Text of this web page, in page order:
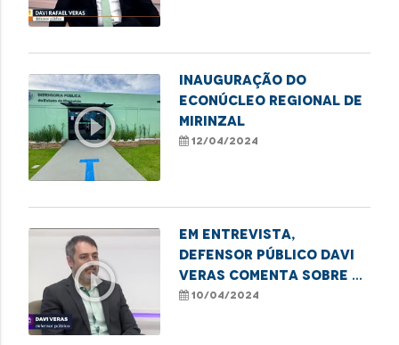
play_circle_outline
Inauguração do
Econúcleo Regional de
Mirinzal
12/04/2024
play_circle_outline
Em entrevista,
defensor público Davi
Veras comenta sobre a
situação das escolas
10/04/2024